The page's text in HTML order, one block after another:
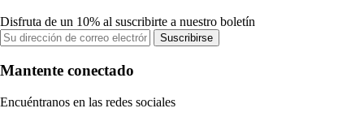
Disfruta de un 10% al suscribirte a nuestro boletín
Suscribirse
Mantente conectado
Encuéntranos en las redes sociales